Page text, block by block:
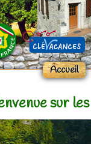
Accueil
sur